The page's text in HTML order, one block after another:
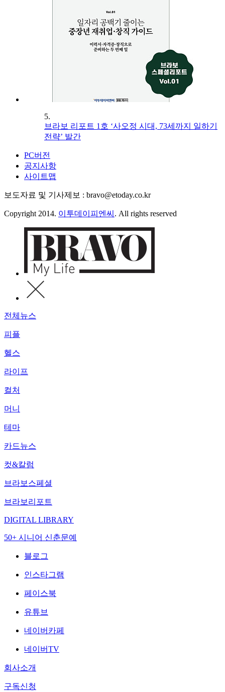
5.
브라보 리포트 1호 ‘사오정 시대, 73세까지 일하기
전략’ 발간
PC버전
공지사항
사이트맵
보도자료 및 기사제보 : bravo@etoday.co.kr
Copyright 2014. 이투데이피엔씨 . All rights reserved
전체뉴스
피플
헬스
라이프
컬처
머니
테마
카드뉴스
컷&칼럼
브라보스페셜
브라보리포트
DIGITAL LIBRARY
50+ 시니어 신춘문예
블로그
인스타그램
페이스북
유튜브
네이버카페
네이버TV
회사소개
구독신청